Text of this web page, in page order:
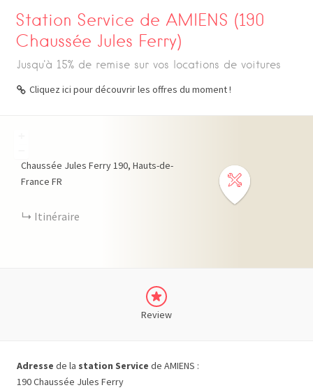
Station Service de AMIENS (190
Chaussée Jules Ferry)
Jusqu'à 15% de remise sur vos locations de voitures
Cliquez ici pour découvrir les offres du moment !
Chaussée Jules Ferry190 Hauts-de-
France FR
Itinéraire
Review
Adresse de la station Service de AMIENS :
190 Chaussée Jules Ferry